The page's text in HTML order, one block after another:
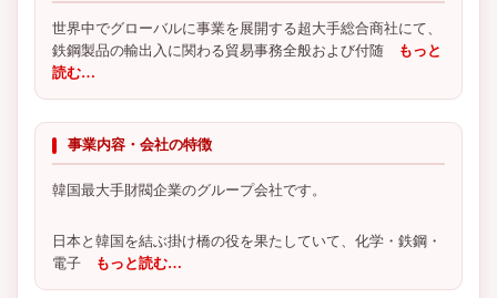
世界中でグローバルに事業を展開する超大手総合商社にて、
鉄鋼製品の輸出入に関わる貿易事務全般および付随 もっと
読む…
事業内容・会社の特徴
韓国最大手財閥企業のグループ会社です。
日本と韓国を結ぶ掛け橋の役を果たしていて、化学・鉄鋼・
電子 もっと読む…